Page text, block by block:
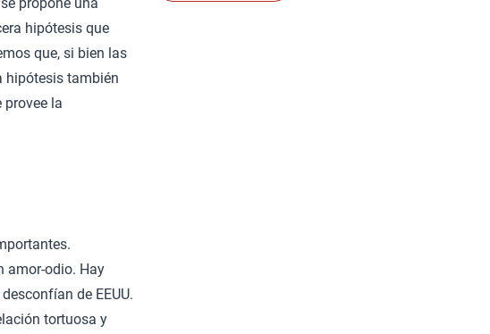
hipótesis que
que, si bien las
hipótesis también
la
amor-odio. Hay
de EEUU.
tortuosa y